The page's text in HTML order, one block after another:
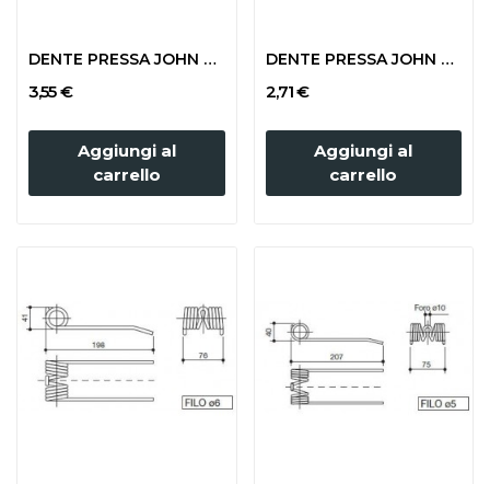
DENTE PRESSA JOHN DEERE CB 300
3,55 €
Aggiungi al
carrello
DENTE PRESSA JOHN DEERE 224
2,71 €
Aggiungi al
carrello